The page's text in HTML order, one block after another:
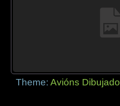
Theme:Avións Dibujado